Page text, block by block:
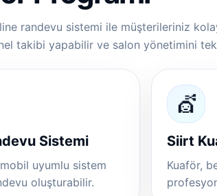
randevu sistemi ile müşterileriniz
takibi yapabilir ve salon yönetimini
Sistemi
uyumlu sistem
oluşturabilir.
💇
Siirt
Kuaför,